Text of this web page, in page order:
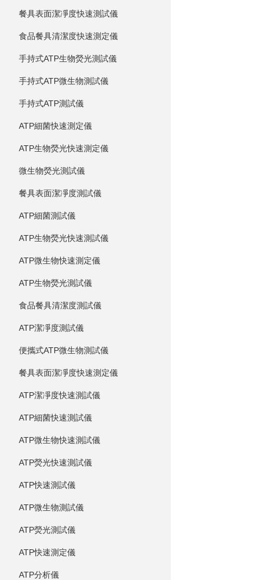
餐具表面潔凈度快速測試儀
食品餐具清潔度快速測定儀
手持式ATP生物熒光測試儀
手持式ATP微生物測試儀
手持式ATP測試儀
ATP細菌快速測定儀
ATP生物熒光快速測定儀
微生物熒光測試儀
餐具表面潔凈度測試儀
ATP細菌測試儀
ATP生物熒光快速測試儀
ATP微生物快速測定儀
ATP生物熒光測試儀
食品餐具清潔度測試儀
ATP潔凈度測試儀
便攜式ATP微生物測試儀
餐具表面潔凈度快速測定儀
ATP潔凈度快速測試儀
ATP細菌快速測試儀
ATP微生物快速測試儀
ATP熒光快速測試儀
ATP快速測試儀
ATP微生物測試儀
ATP熒光測試儀
ATP快速測定儀
ATP分析儀